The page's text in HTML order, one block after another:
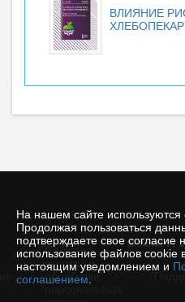
На нашем сайте
Продолжая пользоваться
подтверждаете свое согласие
использование файлов cookie
настоящим уведомлением и
соглашением
ВЛИЯНИЕ
© КемГУ,
Политика
защиты и
обработки